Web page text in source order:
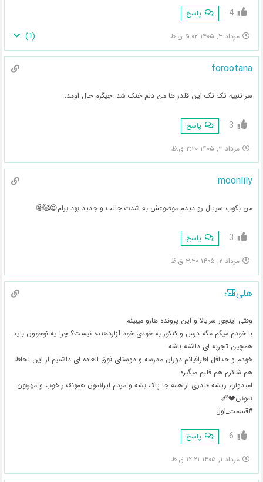
4 پاسخ
مرداد ۳, ۱۴۰۵ ۵:۰۲ ق.ظ (
1
)
forootana
سر تنبیه تک تک این قلدر ها من دلم خنک شد .جیگرم حال اومد.
3 پاسخ
مرداد ۳, ۱۴۰۵ ۲:۲۰ ق.ظ
moonlily
من بکوب سریال رو دیدم موضوعش به شدت جالب و جدید بود برام😍🥰🤩
3 پاسخ
مرداد ۲, ۱۴۰۵ ۳:۳۰ ق.ظ
هلی🎒؛
وقتی اینجور سریالا و این پرونده هارو میبینم
با خودم میگم مگه درس و کنکور به خودی خود آزاردهنده نیست؟ چرا یه نوجوون باید
همچین تجربه ای داشته باشه
خودم و حداقل اطرافیانم دوران مدرسه و دوستای فوق العاده ای داشتیم از این لحاظ
هم شاکرم هم قلبم میگیره
امیدوارم ریشه قلدری از همه جا پاک بشه و مردم ایرانمون همونقدر خوب و مهربون
بمونن❤️‍🩹
#قسمت_اول
6 پاسخ
مرداد ۱, ۱۴۰۵ ۱۲:۲۱ ق.ظ